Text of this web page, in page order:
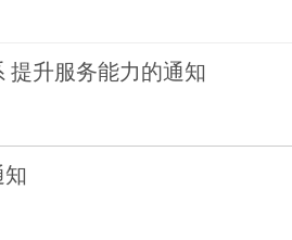
提升服务能力的通知